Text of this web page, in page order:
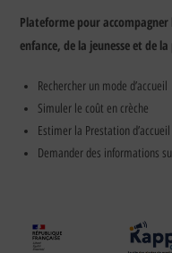
Plateforme pour
enfance, de la jeunesse et de
Rechercher un mode d’accueil
Simuler le coût en crèche
Estimer la Prestation
Demander des informations